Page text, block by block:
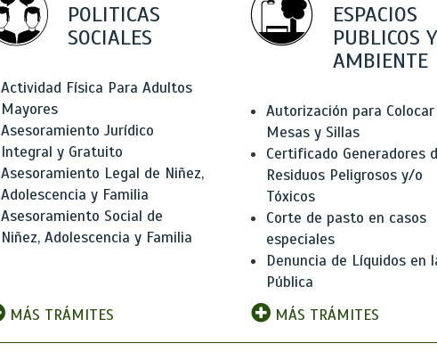
POLITICAS
SOCIALES
Actividad Física Para Adultos
Mayores
Asesoramiento Jurídico
Integral y Gratuito
Asesoramiento Legal de Niñez,
Adolescencia y Familia
Asesoramiento Social de
Niñez, Adolescencia y Familia
MÁS TRÁMITES
ESPACIOS
PUBLICOS Y
AMBIENTE
Autorización para Colocar
Mesas y Sillas
Certificado Generadores
Residuos Peligrosos y/o
Tóxicos
Corte de pasto en casos
especiales
Denuncia de Líquidos en
Pública
MÁS TRÁMITES